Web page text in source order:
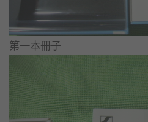
第一本冊子